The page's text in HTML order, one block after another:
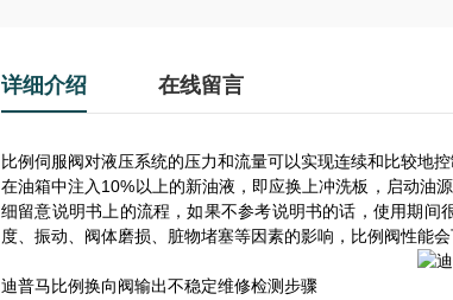
详细介绍 在线留言
比例伺服阀对液压系统的压力和流量可以实现连续和比较地
在油箱中注入10%以上的新油液，即应换上冲洗板，启动油
细留意说明书上的流程，如果不参考说明书的话，使用期
度、振动、阀体磨损、脏物堵塞等因素的影响，比例阀性能
迪普马比例换向阀输出不稳定维修检测步骤